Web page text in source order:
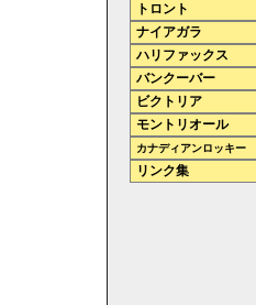
トロント
ナイアガラ
ハリファックス
バンクーバー
ビクトリア
モントリオール
カナディアンロッキー
リンク集